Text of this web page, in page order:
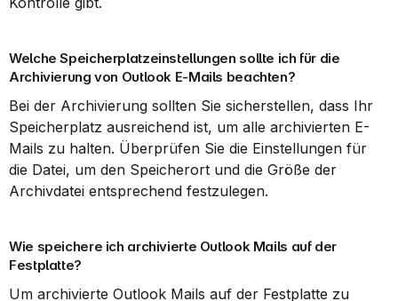
Welche Speicherplatzeinstellungen sollte ich für die
Archivierung von Outlook E-Mails beachten?
Bei der Archivierung sollten Sie sicherstellen, dass Ihr
Speicherplatz ausreichend ist, um alle archivierten E-
Mails zu halten. Überprüfen Sie die Einstellungen für
die Datei, um den Speicherort und die Größe der
Archivdatei entsprechend festzulegen.
Wie speichere ich archivierte Outlook Mails auf der
Festplatte?
Um archivierte Outlook Mails auf der Festplatte zu